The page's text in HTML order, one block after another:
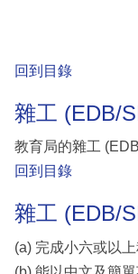
回到目錄
雜工 (EDB/
教育局的雜工
回到目錄
雜工 (EDB/
(a) 完成小六或以上